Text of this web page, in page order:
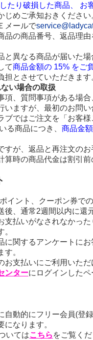
たり破損した商品、
じめご承知おきください
メールで
品の商品番号、返品理
と異なる商品が届いた
て商品金額の 15% をご
担とさせていただきます
い場合の取扱
項、質問事項がある場
いますが、最初のお問
ブではご注文を「お客
る商品につき、 商品金
すが、返品と再注文の
算時の商品代金は割引
イント、クーポン券で
後、通常2週間以内に還
支払いがなされなかっ
に関するアンケートに
。
お支払いにご利用いた
ンターにログインした
自動的にフリー会員(登
になります。
いてはこちら をご覧く